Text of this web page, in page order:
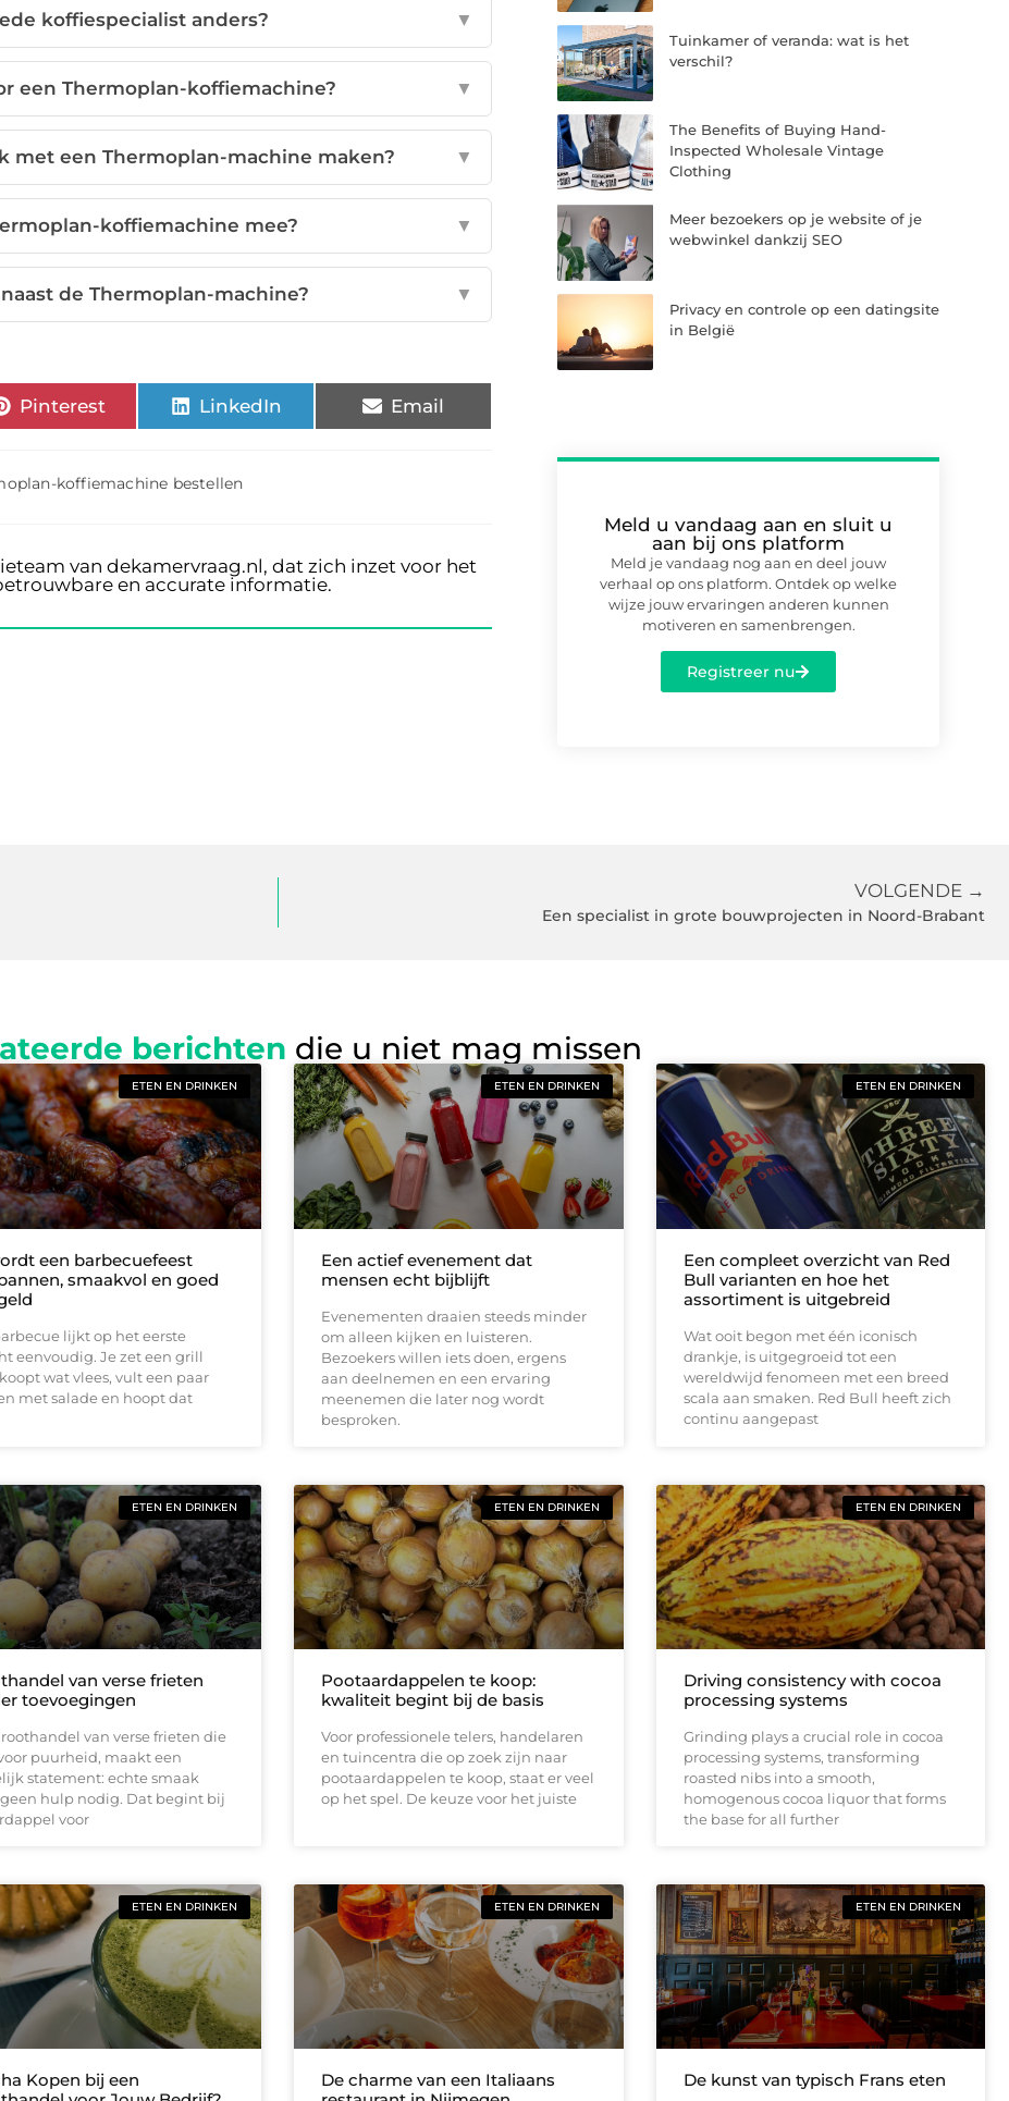
koffiespecialist anders? ▼
een Thermoplan-koffiemachine? ▼
met een Thermoplan-machine maken? ▼
koffiemachine mee? ▼
de Thermoplan-machine? ▼
Pinterest LinkedIn Email
koffiemachine bestellen
van dekamervraag.nl, dat zich inzet voor het
en accurate informatie.
Tuinkamer of veranda: wat is het
verschil?
The Benefits of Buying Hand-
Inspected Wholesale Vintage
Clothing
Meer bezoekers op je website of je
webwinkel dankzij SEO
Privacy en controle op een datingsite
in België
Meld u vandaag aan en sluit u
aan bij ons platform
Meld je vandaag nog aan en deel jouw
verhaal op ons platform. Ontdek op welke
wijze jouw ervaringen anderen kunnen
motiveren en samenbrengen.
Registreer nu
VOLGENDE →
Een specialist in grote bouwprojecten in Noord-Brabant
berichten die u niet mag missen
ETEN EN DRINKEN
een barbecuefeest
smaakvol en goed
lijkt op het eerste
eenvoudig. Je zet een grill
wat vlees, vult een paar
met salade en hoopt dat
ETEN EN DRINKEN
Een actief evenement dat
mensen echt bijblijft
Evenementen draaien steeds minder
om alleen kijken en luisteren.
Bezoekers willen iets doen, ergens
aan deelnemen en een ervaring
meenemen die later nog wordt
besproken.
ETEN EN DRINKEN
Een compleet overzicht van Red
Bull varianten en hoe het
assortiment is uitgebreid
Wat ooit begon met één iconisch
drankje, is uitgegroeid tot een
wereldwijd fenomeen met een breed
scala aan smaken. Red Bull heeft zich
continu aangepast
ETEN EN DRINKEN
van verse frieten
toevoegingen
van verse frieten die
puurheid, maakt een
statement: echte smaak
hulp nodig. Dat begint bij
voor
ETEN EN DRINKEN
Pootaardappelen te koop:
kwaliteit begint bij de basis
Voor professionele telers, handelaren
en tuincentra die op zoek zijn naar
pootaardappelen te koop, staat er veel
op het spel. De keuze voor het juiste
ETEN EN DRINKEN
Driving consistency with cocoa
processing systems
Grinding plays a crucial role in cocoa
processing systems, transforming
roasted nibs into a smooth,
homogenous cocoa liquor that forms
the base for all further
ETEN EN DRINKEN
Kopen bij een
ETEN EN DRINKEN
De charme van een Italiaans
ETEN EN DRINKEN
De kunst van typisch Frans eten